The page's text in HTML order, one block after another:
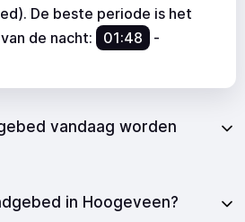
De beste periode is het
de nacht:
01:48
-
vandaag worden
in Hoogeveen?